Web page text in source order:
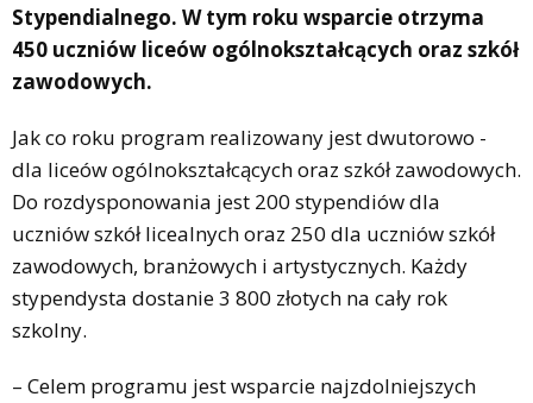
Stypendialnego. W tym roku wsparcie otrzyma
450 uczniów liceów ogólnokształcących oraz szkół
zawodowych.
Jak co roku program realizowany jest dwutorowo -
dla liceów ogólnokształcących oraz szkół zawodowych.
Do rozdysponowania jest 200 stypendiów dla
uczniów szkół licealnych oraz 250 dla uczniów szkół
zawodowych, branżowych i artystycznych. Każdy
stypendysta dostanie 3 800 złotych na cały rok
szkolny.
– Celem programu jest wsparcie najzdolniejszych